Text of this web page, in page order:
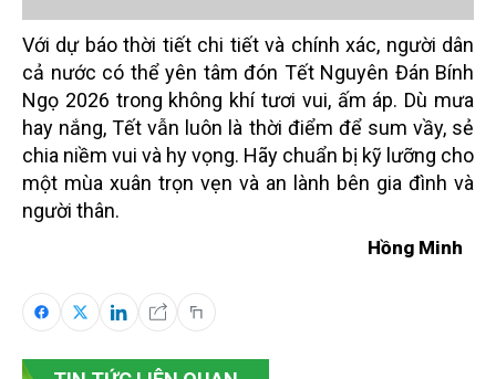
Với dự báo thời tiết chi tiết và chính xác, người dân
cả nước có thể yên tâm đón Tết Nguyên Đán Bính
Ngọ 2026 trong không khí tươi vui, ấm áp. Dù mưa
hay nắng, Tết vẫn luôn là thời điểm để sum vầy, sẻ
chia niềm vui và hy vọng. Hãy chuẩn bị kỹ lưỡng cho
một mùa xuân trọn vẹn và an lành bên gia đình và
người thân.
Hồng Minh